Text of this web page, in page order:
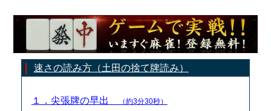
速さの読み方（土田の捨て牌読み）
１．尖張牌の早出 （約3分30秒）